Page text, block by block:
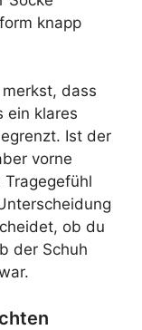
knapp
dass
ein klares
Ist der
vorne
ob du
der Schuh